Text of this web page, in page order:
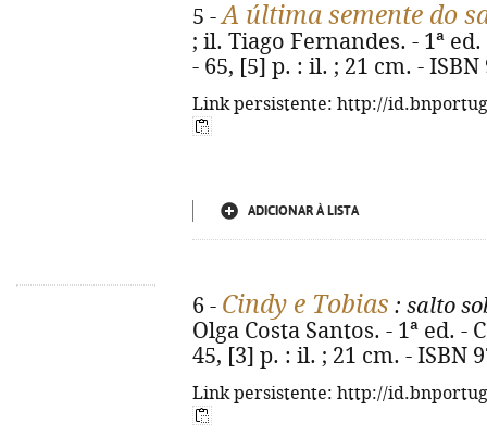
5 -A última semente do
; il. Tiago Fernandes. - 1ª
- 65, [5] p. : il. ; 21 cm. - ISBN
Link persistente: http://
ADICIONAR À LISTA
6 - Cindy e Tobias : salto
Olga Costa Santos. - 1ª ed.
45, [3] p. : il. ; 21 cm. - ISBN
Link persistente: http://